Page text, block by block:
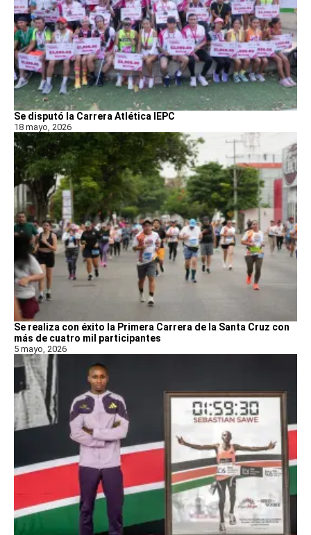
Se disputó la Carrera Atlética IEPC
18 mayo, 2026
Se realiza con éxito la Primera Carrera de la Santa Cruz con
más de cuatro mil participantes
5 mayo, 2026